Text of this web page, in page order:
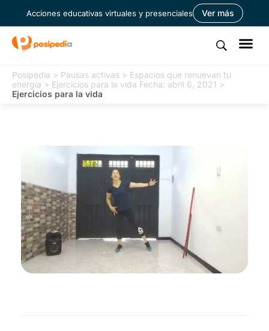
Acciones educativas virtuales y presenciales Ver más
Posipedia > Pausas activas > Espacios que renuevan tu
energía > Ejercicios para la vida Fecha: abril 6, 2021 >
Ejercicios para la vida